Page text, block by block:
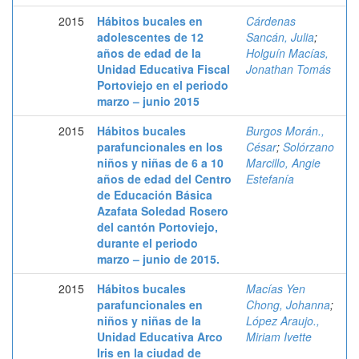
2015
Hábitos bucales en
adolescentes de 12
años de edad de la
Unidad Educativa Fiscal
Portoviejo en el periodo
marzo – junio 2015
Cárdenas
Sancán, Julia;
Holguín Macías,
Jonathan Tomás
2015
Hábitos bucales
parafuncionales en los
niños y niñas de 6 a 10
años de edad del Centro
de Educación Básica
Azafata Soledad Rosero
del cantón Portoviejo,
durante el periodo
marzo – junio de 2015.
Burgos Morán.,
César; Solórzano
Marcillo, Angie
Estefanía
2015
Hábitos bucales
parafuncionales en
niños y niñas de la
Unidad Educativa Arco
Iris en la ciudad de
Macías Yen
Chong, Johanna;
López Araujo.,
Miriam Ivette